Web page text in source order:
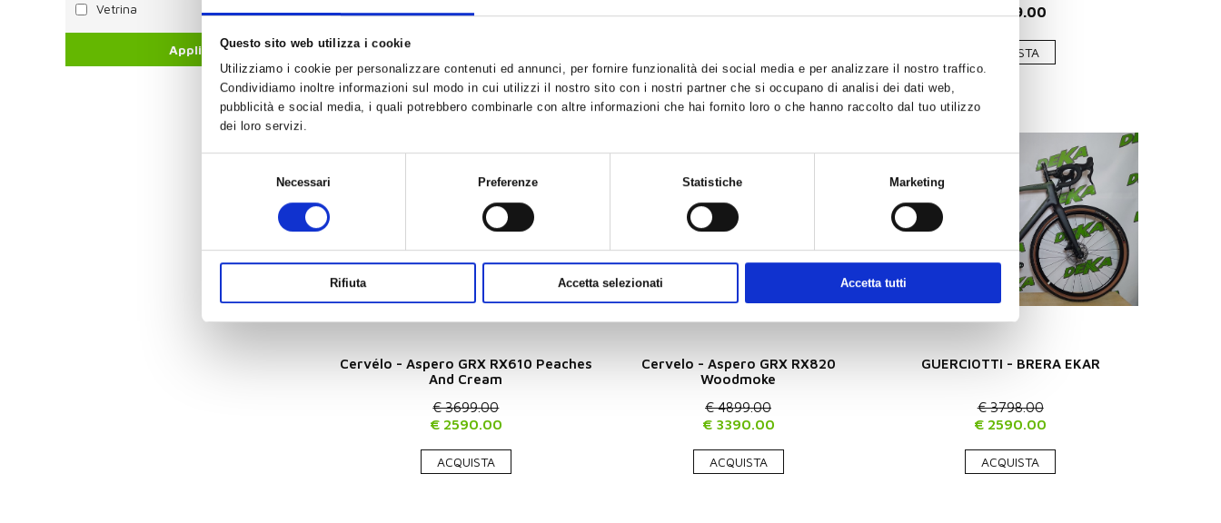
Questo sito web utilizza i cookie
Utilizziamo i cookie per personalizzare contenuti ed annunci, per fornire funzionalità dei social media e per analizzare il nostro traffico.
Condividiamo inoltre informazioni sul modo in cui utilizzi il nostro sito con i nostri partner che si occupano di analisi dei dati web,
pubblicità e social media, i quali potrebbero combinarle con altre informazioni che hai fornito loro o che hanno raccolto dal tuo utilizzo
dei loro servizi.
Necessari Preferenze Statistiche Marketing
Rifiuta Accetta selezionati Accetta tutti
€ 2399.00
ACQUISTA
€ 2899.00
ACQUISTA
Cervélo - Aspero GRX RX610 Peaches
And Cream
€ 3699.00
€ 2590.00
ACQUISTA
Cervelo - Aspero GRX RX820
Woodmoke
€ 4899.00
€ 3390.00
ACQUISTA
GUERCIOTTI - BRERA EKAR
€ 3798.00
€ 2590.00
ACQUISTA
Vetrina